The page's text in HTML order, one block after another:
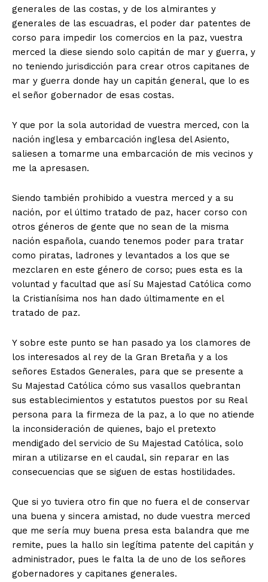
impulsados por la pasión, el pensamiento crítico y el
compromiso con la calidad informativa. Nuestro objetivo
es ofrecer contenidos que aporten valor, inviten a la
reflexión y contribuyan a una sociedad más informada y
plural.
Este proyecto no tendría sentido sin el talento y la
enriquecen cada sección con su mirada, su conocimiento
y su sensibilidad, convirtiendo cada publicación en una
experiencia significativa para nuestros lectores.
apoyamos. No respondemos a ninguna tendencia política
o religiosa. Nuestro único compromiso es con la verdad,
el rigor y el respeto. Apostamos por una cobertura
informativa diversa, cultural y social, que refleje distintas
voces y realidades, siempre desde la honestidad y la
responsabilidad editorial.
Gracias por acompañarnos en este camino.
generales de las costas, y de los almirantes y
generales de las escuadras, el poder dar patentes de
corso para impedir los comercios en la paz, vuestra
merced la diese siendo solo capitán de mar y guerra, y
no teniendo jurisdicción para crear otros capitanes de
mar y guerra donde hay un capitán general, que lo es
el señor gobernador de esas costas.
Y que por la sola autoridad de vuestra merced, con la
nación inglesa y embarcación inglesa del Asiento,
saliesen a tomarme una embarcación de mis vecinos y
me la apresasen.
Siendo también prohibido a vuestra merced y a su
nación, por el último tratado de paz, hacer corso con
otros géneros de gente que no sean de la misma
nación española, cuando tenemos poder para tratar
como piratas, ladrones y levantados a los que se
mezclaren en este género de corso; pues esta es la
voluntad y facultad que así Su Majestad Católica como
la Cristianísima nos han dado últimamente en el
tratado de paz.
Y sobre este punto se han pasado ya los clamores de
los interesados al rey de la Gran Bretaña y a los
señores Estados Generales, para que se presente a
Su Majestad Católica cómo sus vasallos quebrantan
sus establecimientos y estatutos puestos por su Real
persona para la firmeza de la paz, a lo que no atiende
la inconsideración de quienes, bajo el pretexto
mendigado del servicio de Su Majestad Católica, solo
miran a utilizarse en el caudal, sin reparar en las
consecuencias que se siguen de estas hostilidades.
Que si yo tuviera otro fin que no fuera el de conservar
una buena y sincera amistad, no dude vuestra merced
que me sería muy buena presa esta balandra que me
remite, pues la hallo sin legítima patente del capitán y
administrador, pues le falta la de uno de los señores
gobernadores y capitanes generales.